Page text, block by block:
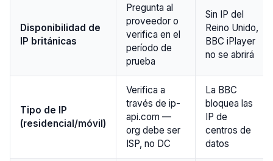
Disponibilidad de
IP británicas
Pregunta al
proveedor o
verifica en el
período de
prueba
Sin IP del
Reino Unido,
BBC iPlayer
no se abrirá
Tipo de IP
(residencial/móvil)
Verifica a
través de ip-
api.com —
org debe ser
ISP, no DC
La BBC
bloquea las
IP de
centros de
datos